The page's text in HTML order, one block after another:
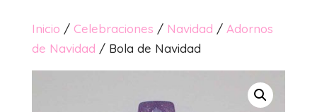
Inicio / Celebraciones / Navidad / Adornos
de Navidad / Bola de Navidad